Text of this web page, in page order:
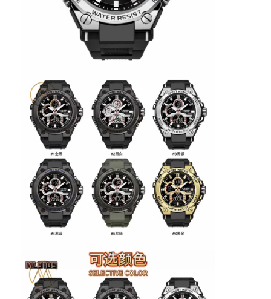
Reloj con correa de silicio
Reloj de cuarzo
Reloj de cuarzo para hombres
Reloj de luz de cuarzo
Reloj deportivo digital
Reloj de pareja elegante
Reloj de muñeca para niños
Repuestos de relojes
Repuestos para correas de relojes